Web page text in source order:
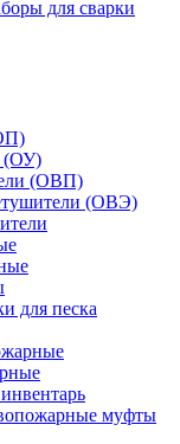
для сварки
(ОУ)
(ОВП)
(ОВЭ)
для песка
муфты